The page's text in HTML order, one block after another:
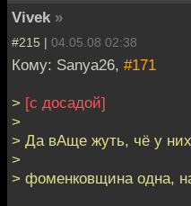
Vivek »
#215 | 04.05.08 02:38
Кому: Sanya26, #171
> [с досадой]
>
> Да вАще жуть, чё у
>
> фоменковщина одна,